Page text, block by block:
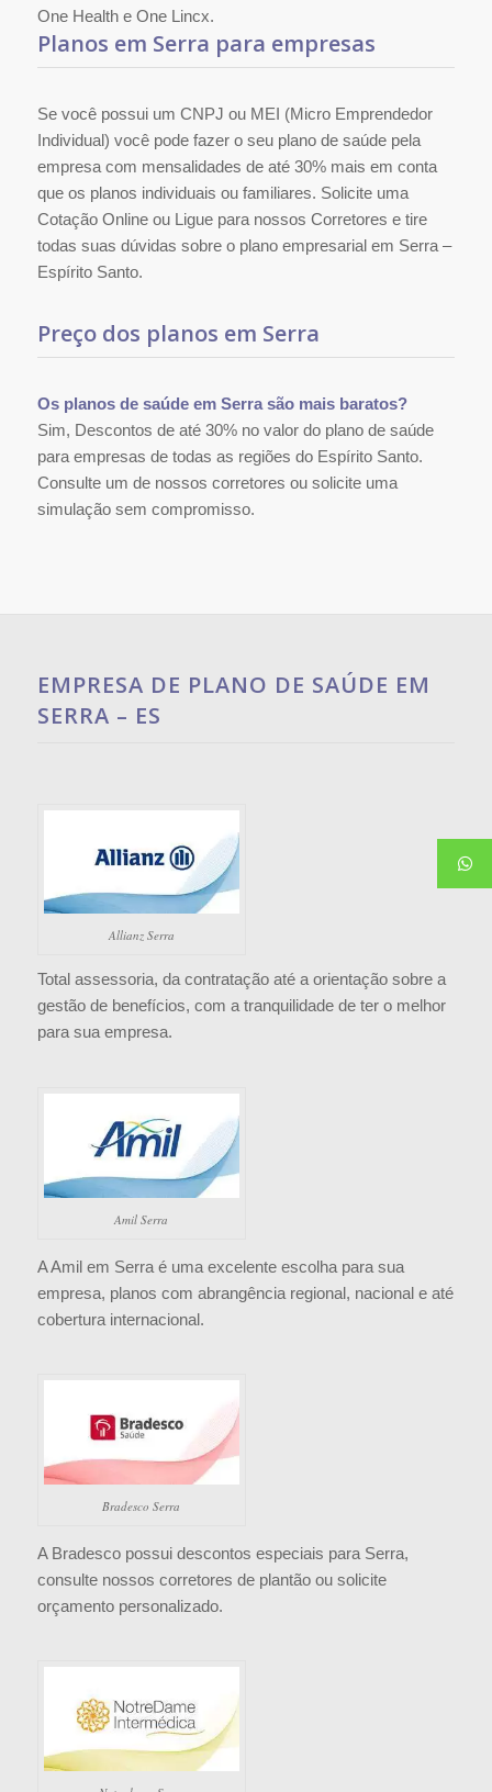
One Health e One Lincx.
Planos em Serra para empresas
Se você possui um CNPJ ou MEI (Micro Emprendedor
Individual) você pode fazer o seu plano de saúde pela
empresa com mensalidades de até 30% mais em conta
que os planos individuais ou familiares. Solicite uma
Cotação Online ou Ligue para nossos Corretores e tire
todas suas dúvidas sobre o plano empresarial em Serra –
Espírito Santo.
Preço dos planos em Serra
Os planos de saúde em Serra são mais baratos?
Sim, Descontos de até 30% no valor do plano de saúde
para empresas de todas as regiões do Espírito Santo.
Consulte um de nossos corretores ou solicite uma
simulação sem compromisso.
EMPRESA DE PLANO DE SAÚDE EM
SERRA – ES
Allianz Serra
Total assessoria, da contratação até a orientação sobre a
gestão de benefícios, com a tranquilidade de ter o melhor
para sua empresa.
Amil Serra
A Amil em Serra é uma excelente escolha para sua
empresa, planos com abrangência regional, nacional e até
cobertura internacional.
Bradesco Serra
A Bradesco possui descontos especiais para Serra,
consulte nossos corretores de plantão ou solicite
orçamento personalizado.